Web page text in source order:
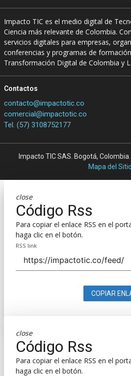
Impacto TIC es el medio digital de
Ciencia más relevante de Colombia.
servicios digitales para empresas,
conferencias y programas de
Transformación Digital de Colombia y
Contactos
contacto@impactotic.co
comercial@impactotic.co
Tel. (57) 3108752177
Impacto TIC SAS. Bogotá,
Mapa del Sitio
close
Código Rss
Para copiar el enlace RSS en el
haga clic en el botón.
RSS link
COPIAR
close
Código Rss
Para copiar el enlace RSS en el
haga clic en el botón.